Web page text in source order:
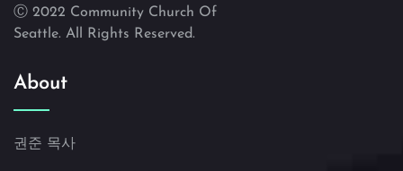
Ⓒ 2022 Community Church Of
Seattle. All Rights Reserved.
About
권준 목사